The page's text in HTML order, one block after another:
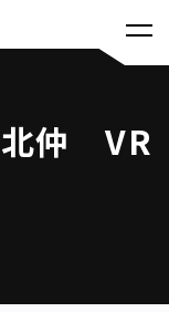
北仲 VR